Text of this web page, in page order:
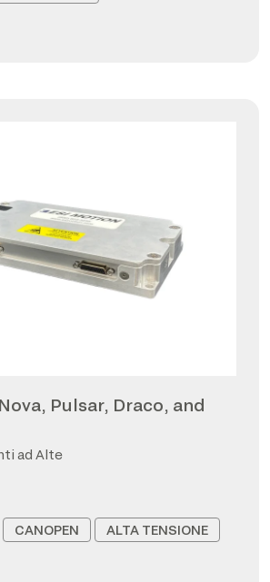
Pulsar, Draco, and
ad Alte
CANOPEN ALTA TENSIONE